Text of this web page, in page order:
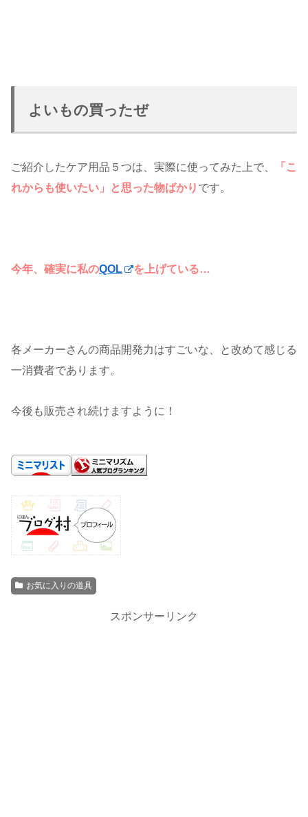
よいもの買ったぜ
ご紹介したケア用品５つは、実際に使ってみた上で、
「こ
れからも使いたい」と思った物ばかり です。
今年、確実に私のQOL を上げている…
各メーカーさんの商品開発力はすごいな、と改めて感じる
一消費者であります。
今後も販売され続けますように！
お気に入りの道具
スポンサーリンク